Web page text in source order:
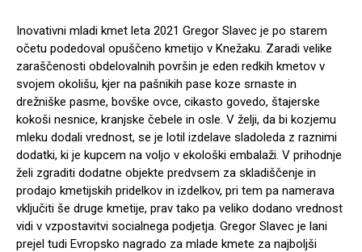
Inovativni mladi kmet leta 2021 Gregor Slavec je po starem
očetu podedoval opuščeno kmetijo v Knežaku. Zaradi velike
zaraščenosti obdelovalnih površin je eden redkih kmetov v
svojem okolišu, kjer na pašnikih pase koze srnaste in
drežniške pasme, bovške ovce, cikasto govedo, štajerske
kokoši nesnice, kranjske čebele in osle. V želji, da bi kozjemu
mleku dodali vrednost, se je lotil izdelave sladoleda z raznimi
dodatki, ki je kupcem na voljo v ekološki embalaži. V prihodnje
želi zgraditi dodatne objekte predvsem za skladiščenje in
prodajo kmetijskih pridelkov in izdelkov, pri tem pa namerava
vključiti še druge kmetije, prav tako pa veliko dodano vrednost
vidi v vzpostavitvi socialnega podjetja. Gregor Slavec je lani
prejel tudi Evropsko nagrado za mlade kmete za najboljši